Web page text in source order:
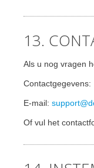
13.
Als u nog vragen
Contactgegevens:
E-mail:
Of vul het